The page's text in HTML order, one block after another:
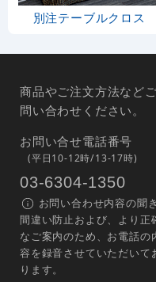
別注テーブルクロス
商品やご注文方法など
問い合わせください。
お問い合せ電話番号
(平日10-12時/13-17時)
03-6304-1350
お問い合わせ内容の聞き
間違い防止および、より正
なご案内のため、お電話の
容を録音させていただいて
ります。